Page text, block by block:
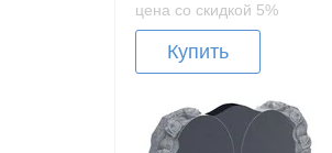
цена со скидкой 5%
Купить